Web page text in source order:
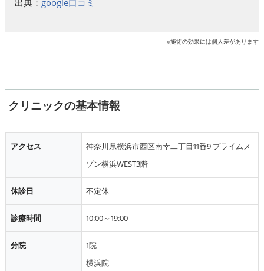
出典： google口コミ
※施術の効果には個人差があります
クリニックの基本情報
アクセス
神奈川県横浜市西区南幸二丁目11番9 プライムメ
ゾン横浜WEST3階
休診日 不定休
診療時間 10:00～19:00
分院
1院
横浜院